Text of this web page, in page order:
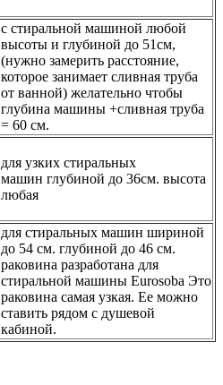
с стиральной машиной любой
высоты и глубиной до 51см,
(нужно замерить расстояние,
которое занимает сливная труба
от ванной) желательно чтобы
глубина машины +сливная труба
= 60 см.
для узких стиральных
машин глубиной до 36см. высота
любая
для стиральных машин шириной
до 54 см. глубиной до 46 см.
раковина разработана для
стиральной машины Eurosoba Это
раковина самая узкая. Ее можно
ставить рядом с душевой
кабиной.